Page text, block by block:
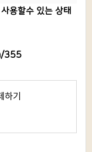
용할수 있는 상태
355
하기